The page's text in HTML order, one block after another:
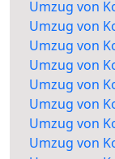
Umzug von
Umzug von
Umzug von
Umzug von
Umzug von
Umzug von
Umzug von
Umzug von